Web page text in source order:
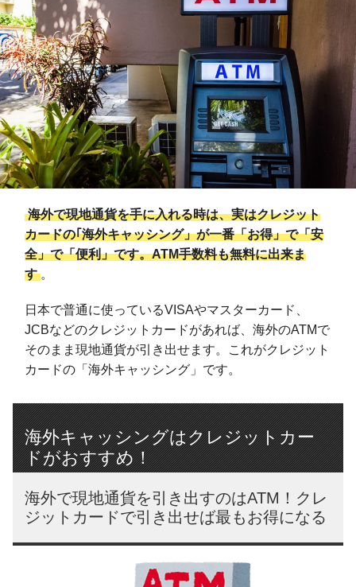
海外で現地通貨を手に入れる時は、実はクレジット
カードの｢海外キャッシング」が一番「お得」で「安
全」で「便利」です。ATM手数料も無料に出来ま
す 。
日本で普通に使っているVISAやマスターカード、
JCBなどのクレジットカードがあれば、海外のATMで
そのまま現地通貨が引き出せます。これがクレジット
カードの「海外キャッシング」です。
海外キャッシングはクレジットカー
ドがおすすめ！
海外で現地通貨を引き出すのはATM！クレ
ジットカードで引き出せば最もお得になる